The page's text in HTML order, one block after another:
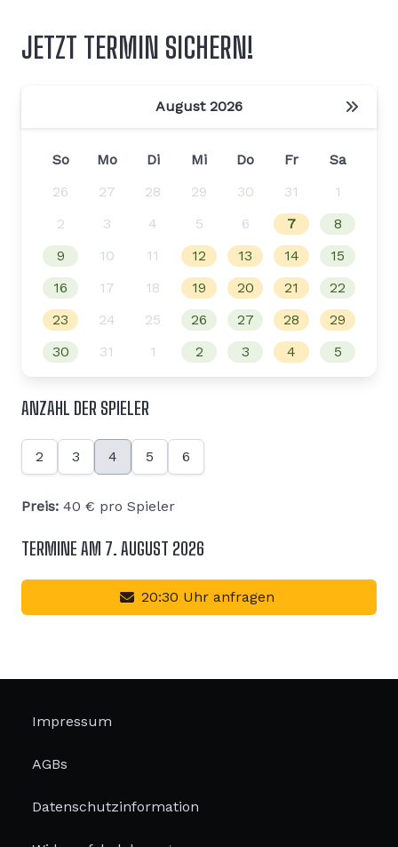
JETZT TERMIN SICHERN!
August 2026
So Mo Di Mi Do Fr
Sa
26
27 28 29 30 31
1
2
3 4 5 6 7
8
9
10 11 12 13 14
15
16
17 18 19 20 21
22
23
24 25 26 27 28
29
30
31 1 2 3 4 5
ANZAHL DER SPIELER
2 3 4 5 6
Preis: 40 € pro Spieler
TERMINE AM 7. AUGUST 2026
20:30 Uhr anfragen
Impressum
AGBs
Datenschutzinformation